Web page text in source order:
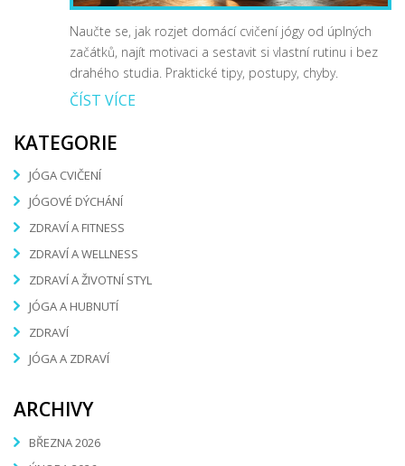
Naučte se, jak rozjet domácí cvičení jógy od úplných
začátků, najít motivaci a sestavit si vlastní rutinu i bez
drahého studia. Praktické tipy, postupy, chyby.
ČÍST VÍCE
KATEGORIE
JÓGA CVIČENÍ
JÓGOVÉ DÝCHÁNÍ
ZDRAVÍ A FITNESS
ZDRAVÍ A WELLNESS
ZDRAVÍ A ŽIVOTNÍ STYL
JÓGA A HUBNUTÍ
ZDRAVÍ
JÓGA A ZDRAVÍ
ARCHIVY
BŘEZNA 2026